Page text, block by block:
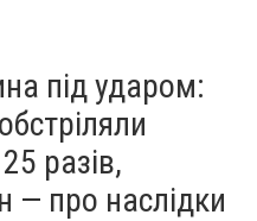
під ударом:
разів,
— про наслідки